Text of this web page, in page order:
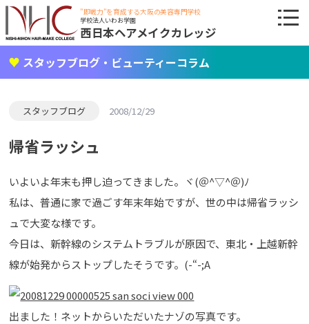
"即戦力"を育成する大阪の美容専門学校
学校法人いわお学園
西日本ヘアメイクカレッジ
スタッフブログ・ビューティーコラム
スタッフブログ 2008/12/29
帰省ラッシュ
いよいよ年末も押し迫ってきました。ヾ(＠^▽^＠)ﾉ
私は、普通に家で過ごす年末年始ですが、世の中は帰省ラッシ
ュで大変な様です。
今日は、新幹線のシステムトラブルが原因で、東北・上越新幹
線が始発からストップしたそうです。(-“-;A
出ました！ネットからいただいたナゾの写真です。